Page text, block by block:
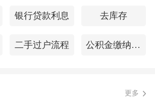
。
落户流程
落户和购买流程，大家是要
这样，大家在处理一些琐事
银行贷款利息 去库存
二手过户流程 公积金缴纳查询
更多